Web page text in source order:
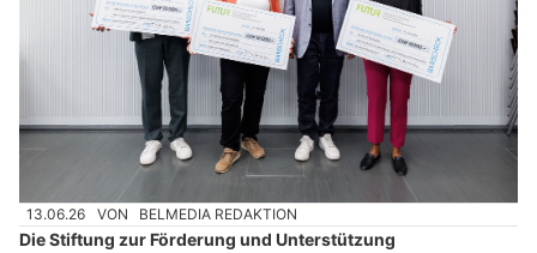
13.06.26 VON BELMEDIA REDAKTION
Die Stiftung zur Förderung und Unterstützung